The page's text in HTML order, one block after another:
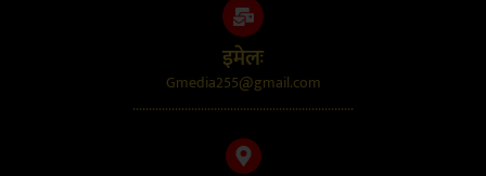
इमेलः
Gmedia255@gmail.com
....................................................................